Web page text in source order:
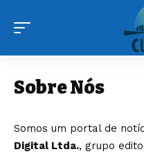
Sobre Nós
Somos um portal de
Digital Ltda., grupo